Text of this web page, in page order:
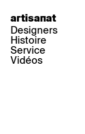
artisanat
Designers
Histoire
Service
Vidéos